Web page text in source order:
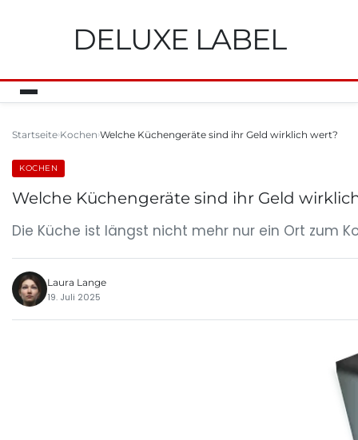
DELUXE LABEL
Startseite Kochen Welche Küchengeräte sind ihr Geld wirklich wert?
KOCHEN
Welche Küchengeräte sind ihr Geld
Die Küche ist längst nicht mehr nur ein Ort zum
Laura Lange
19. Juli 2025